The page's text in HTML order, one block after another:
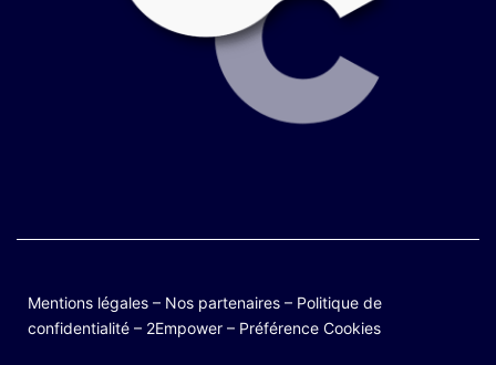
Mentions légales – Nos partenaires – Politique de
confidentialité – 2Empower – Préférence Cookies